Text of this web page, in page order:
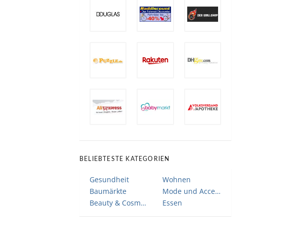
BELIEBTESTE KATEGORIEN
Gesundheit
Wohnen
Baumärkte
Mode und Accessoires
Beauty & Cosmetic
Essen